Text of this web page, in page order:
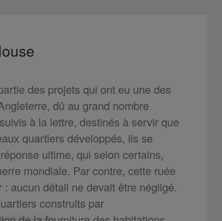
des projets qui ont eu une des
dû au grand nombre
à la lettre, destinés à servir que
quartiers développés, ils se
ultime, qui selon certains,
mondiale. Par contre, cette ruée
: aucun détail ne devait être négligé.
construits par